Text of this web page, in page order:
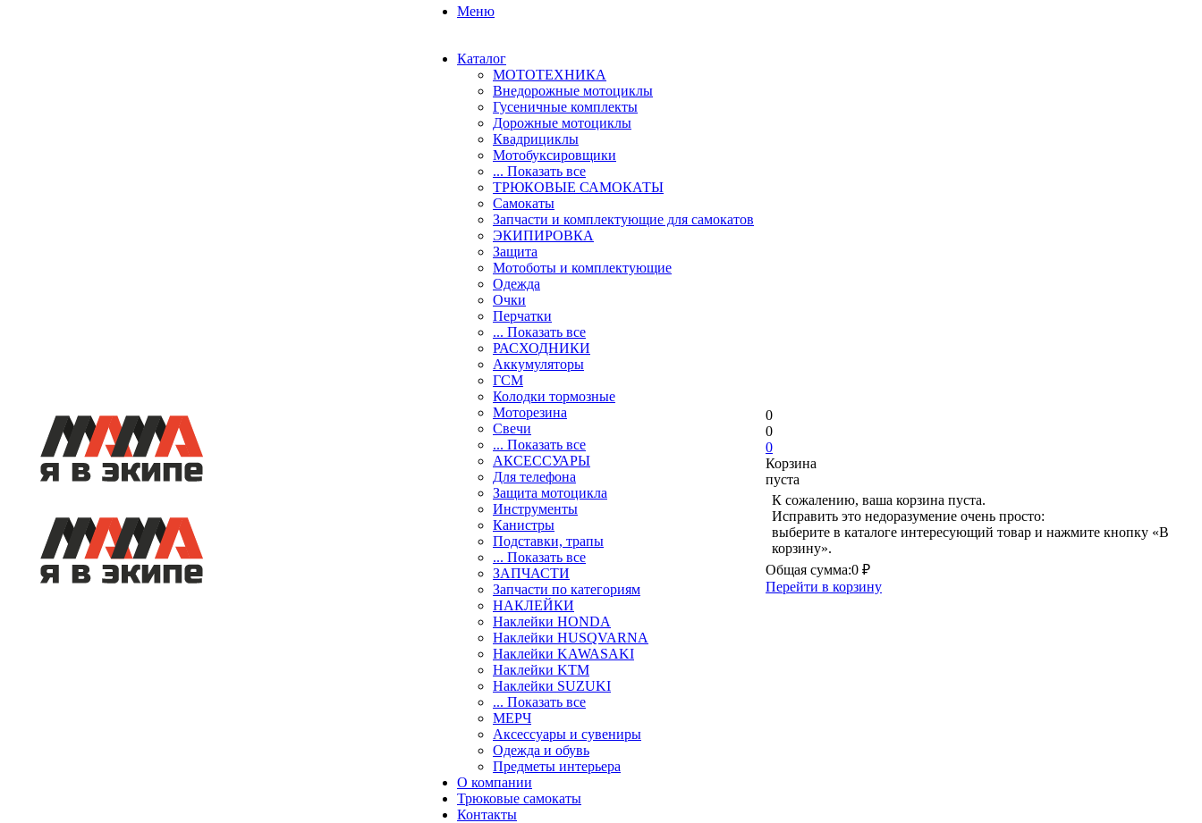
Меню
Каталог
МОТОТЕХНИКА
Внедорожные мотоциклы
Гусеничные комплекты
Дорожные мотоциклы
Квадрициклы
Мотобуксировщики
... Показать все
ТРЮКОВЫЕ САМОКАТЫ
Самокаты
Запчасти и комплектующие для самокатов
ЭКИПИРОВКА
Защита
Мотоботы и комплектующие
Одежда
Очки
Перчатки
... Показать все
РАСХОДНИКИ
Аккумуляторы
ГСМ
Колодки тормозные
Моторезина
Свечи
... Показать все
АКСЕССУАРЫ
Для телефона
Защита мотоцикла
Инструменты
Канистры
Подставки, трапы
... Показать все
ЗАПЧАСТИ
Запчасти по категориям
НАКЛЕЙКИ
Наклейки HONDA
Наклейки HUSQVARNA
Наклейки KAWASAKI
Наклейки KTM
Наклейки SUZUKI
... Показать все
МЕРЧ
Аксессуары и сувениры
Одежда и обувь
Предметы интерьера
О компании
Трюковые самокаты
Контакты
0
0
0
Корзина
пуста
К сожалению, ваша корзина пуста.
Исправить это недоразумение очень просто:
выберите в каталоге интересующий товар и нажмите кнопку «В
корзину».
Общая сумма:0 ₽
Перейти в корзину